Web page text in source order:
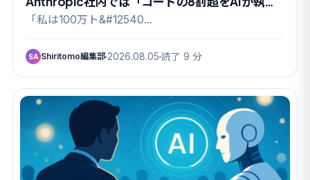
筆」の実態も
「私は100万ト&#12540…
SA Shiritomo編集部 2026.08.05 読了 9 分